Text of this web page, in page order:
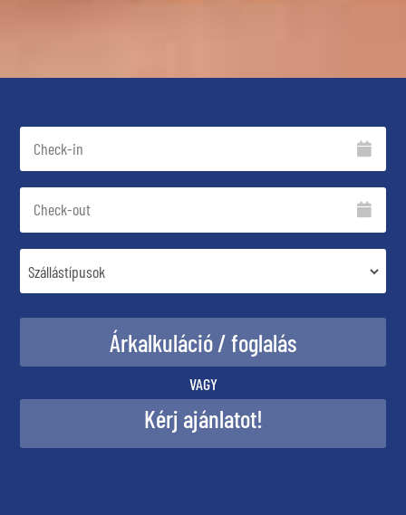
VAGY
Kérj ajánlatot!